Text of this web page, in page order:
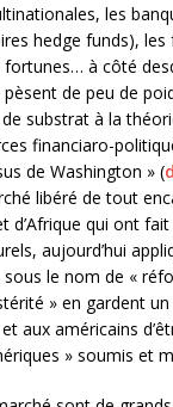
les
hedge funds),
à côté
de peu de
substrat à la
financiaro-
de Washington » (
libéré de tout
d’Afrique qui ont
aujourd’hui
sous le nom de «
» en gardent
aux américains
» soumis et